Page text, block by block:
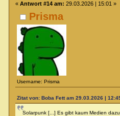
Prisma
Username: Prisma
« Antwort #14 am: 29.03.2026 | 15:01 »
Zitat von: Boba Fett am 29.03.2026 |
Solarpunk [...] Es gibt kaum Medien dazu.